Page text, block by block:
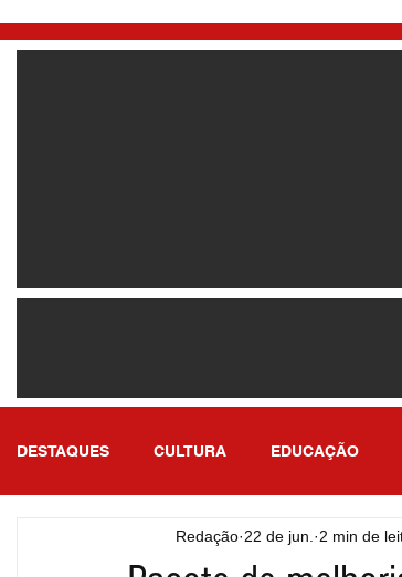
DESTAQUES CULTURA EDUCAÇÃO
ENTRETENIMENTO SÃO PAULO
Redação 22 de jun. 2 min de